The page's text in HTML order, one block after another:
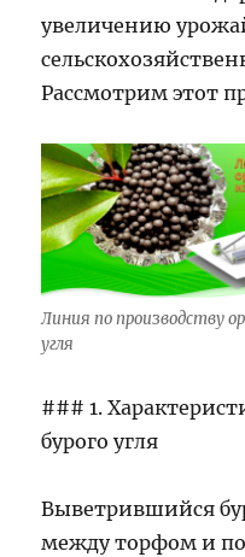
увеличению
Рассмотрим этот
Линия по производству
угля
### 1.
бурого угля
Выветрившийся
между торфом и